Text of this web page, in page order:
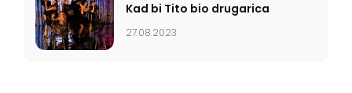
Kad bi Tito bio drugarica
27.08.2023